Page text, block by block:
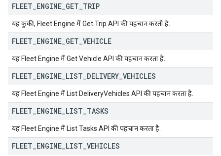
FLEET ENGINE GET TRIP
यह कुकी, Fleet Engine में Get Trip API की पहचान करती है.
FLEET ENGINE GET VEHICLE
यह Fleet Engine में Get Vehicle API की पहचान करता है.
FLEET ENGINE LIST DELIVERY VEHICLES
यह Fleet Engine में List DeliveryVehicles API की पहचान करता है.
FLEET ENGINE LIST TASKS
यह Fleet Engine में List Tasks API की पहचान करता है.
FLEET ENGINE LIST VEHICLES